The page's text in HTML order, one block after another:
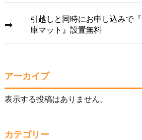
引越しと同時にお申し込みで
庫マット』設置無料
アーカイブ
表示する投稿はありません。
カテゴリー